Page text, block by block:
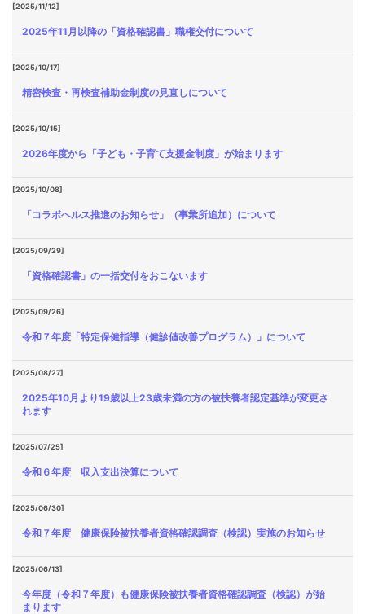
[2025/11/12]
2025年11月以降の「資格確認書」職権交付について
[2025/10/17]
精密検査・再検査補助金制度の見直しについて
[2025/10/15]
2026年度から「子ども・子育て支援金制度」が始まります
[2025/10/08]
「コラボヘルス推進のお知らせ」（事業所追加）について
[2025/09/29]
「資格確認書」の一括交付をおこないます
[2025/09/26]
令和７年度「特定保健指導（健診値改善プログラム）」について
[2025/08/27]
2025年10月より19歳以上23歳未満の方の被扶養者認定基準が変更さ
れます
[2025/07/25]
令和６年度 収入支出決算について
[2025/06/30]
令和７年度 健康保険被扶養者資格確認調査（検認）実施のお知らせ
[2025/06/13]
今年度（令和７年度）も健康保険被扶養者資格確認調査（検認）が始
まります